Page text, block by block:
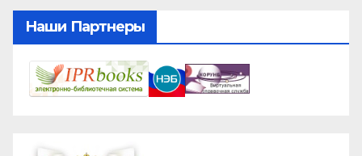
Наши Партнеры